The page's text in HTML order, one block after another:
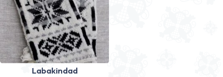
Labakindad